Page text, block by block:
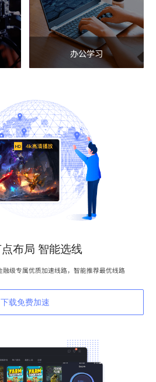
办公学习
布局 智能选线
级专属优质加速线路，智能推荐最优线路
下载免费加速